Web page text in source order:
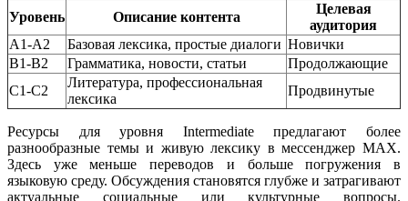
Уровень Описание контента
Целевая
аудитория
A1-A2
Базовая лексика, простые диалоги Новички
B1-B2
Грамматика, новости, статьи
Продолжающие
C1-C2
Литература, профессиональная
лексика
Продвинутые
Ресурсы для уровня Intermediate предлагают более
разнообразные темы и живую лексику в мессенджер MAX.
Здесь уже меньше переводов и больше погружения в
языковую среду. Обсуждения становятся глубже и затрагивают
актуальные социальные или культурные вопросы.